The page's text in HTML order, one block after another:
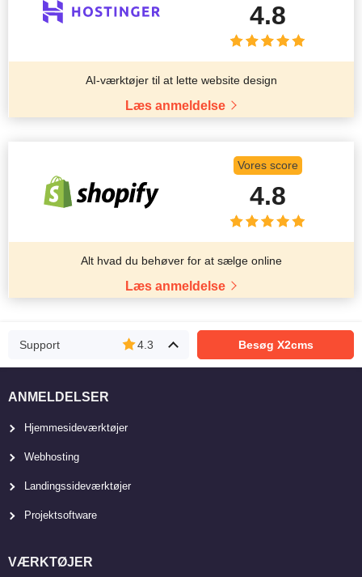
4.8
AI-værktøjer til at lette website design
Læs anmeldelse
Vores score
4.8
Alt hvad du behøver for at sælge online
Læs anmeldelse
Support 4.3 Besøg X2cms
ANMELDELSER
Hjemmesideværktøjer
Webhosting
Landingssideværktøjer
Projektsoftware
VÆRKTØJER